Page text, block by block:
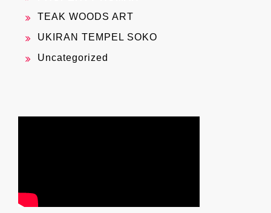
TEAK WOODS ART
UKIRAN TEMPEL SOKO
Uncategorized